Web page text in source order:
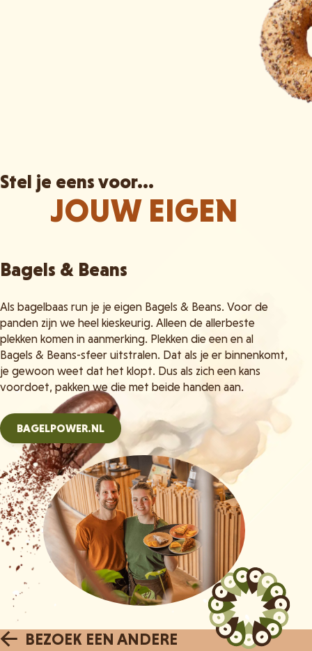
Stel je eens voor...
JOUW EIGEN
Bagels & Beans
Als bagelbaas run je je eigen Bagels & Beans. Voor de
panden zijn we heel kieskeurig. Alleen de allerbeste
plekken komen in aanmerking. Plekken die een en al
Bagels & Beans-sfeer uitstralen. Dat als je er binnenkomt,
je gewoon weet dat het klopt. Dus als zich een kans
voordoet, pakken we die met beide handen aan.
BAGELPOWER.NL
BEZOEK EEN ANDERE